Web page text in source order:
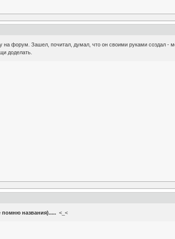
на форум. Зашел, почитал, думал, что он своими руками создал
доделать.
помню названия)..... <_<